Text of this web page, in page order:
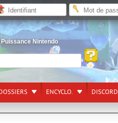
Nintendo
ENCYCLO. DISCORD